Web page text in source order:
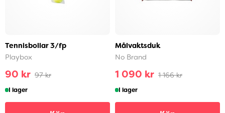
Tennisbollar 3/fp
Playbox
90 kr 97 kr
I lager
Målvaktsduk
No Brand
1 090 kr 1 166 kr
I lager